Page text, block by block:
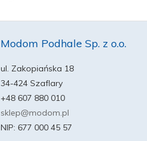
Modom Podhale Sp. z o.o.
ul. Zakopiańska 18
34-424 Szaflary
+48 607 880 010
sklep@modom.pl
NIP: 677 000 45 57